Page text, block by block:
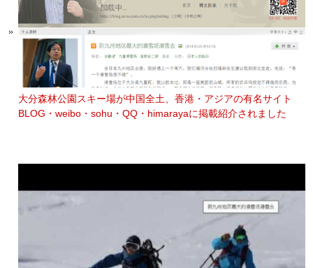
大分森林公園スキー場が中国全土、香港・アジアの有名サイト
BLOG・weibo・sohu・QQ・himarayaに掲載紹介されました